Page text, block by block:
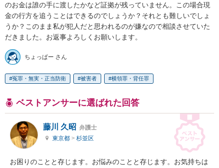
のお金は誰の手に渡したかなど証拠が残っていません。この場合現
金の行方を追うことはできるのでしょうか？それとも難しいでしょ
うか？このまま私が犯人だと思われるのが嫌なので相談させていた
だきました。お返事よろしくお願いします。
ちょっぱー さん
冤罪・無実・正当防衛 被害者 横領罪・背任罪
ベストアンサーに選ばれた回答
藤川 久昭 弁護士
東京都 > 杉並区
お困りのことと存じます。お悩みのことと存じます。お気持ちは